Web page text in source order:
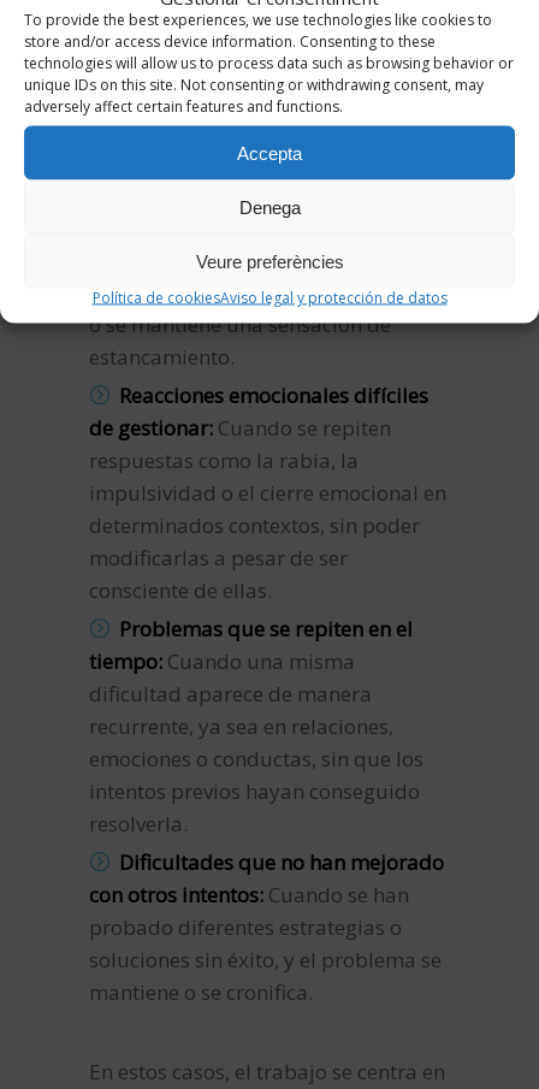
To provide the best experiences, we use technologies like cookies to
store and/or access device information. Consenting to these
technologies will allow us to process data such as browsing behavior or
unique IDs on this site. Not consenting or withdrawing consent, may
adversely affect certain features and functions.
Accepta
Denega
Veure preferències
Política de cookiesAviso legal y protección de datos
determinadas situaciones se
empiezan a evitar por miedo o
inseguridad, y esta evitación acaba
limitando progresivamente la vida
Bloqueo personal o dificultad en
la toma de decisiones:
avanzar en determinadas situaciones
vitales, se generan dudas constantes
o se mantiene una sensación de
estancamiento.
Reacciones emocionales difíciles
de gestionar: Cuando se repiten
respuestas como la rabia, la
impulsividad o el cierre emocional en
determinados contextos, sin poder
modificarlas a pesar de ser
consciente de ellas.
Problemas que se repiten en el
tiempo: Cuando una misma
dificultad aparece de manera
recurrente, ya sea en relaciones,
emociones o conductas, sin que los
intentos previos hayan conseguido
resolverla.
Dificultades que no han mejorado
con otros intentos: Cuando se han
probado diferentes estrategias o
soluciones sin éxito, y el problema se
mantiene o se cronifica.
En estos casos, el trabajo se centra en